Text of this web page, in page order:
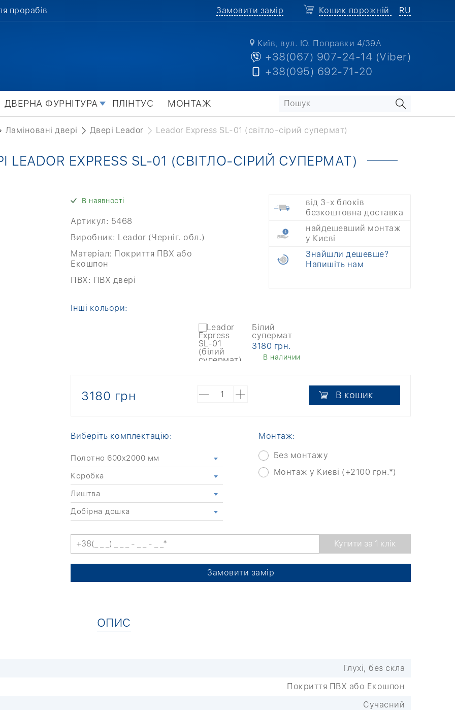
прорабів Замовити замір Кошик порожній RU
Київ, вул. Ю. Поправки 4/39А
+38(067) 907-24-14 (Viber)
+38(095) 692-71-20
ДВЕРНА ФУРНІТУРА ПЛІНТУС МОНТАЖ
Ламіновані двері Двері Leador Leador Express SL-01 (світло-сірий супермат)
LEADOR EXPRESS SL-01 (СВІТЛО-СІРИЙ СУПЕРМАТ)
В наявності
Артикул: 5468
Виробник: Leador (Черніг. обл.)
Матеріал: Покриття ПВХ або
Екошпон
ПВХ: ПВХ двері
від 3-х блоків
безкоштовна доставка
найдешевший монтаж
у Києві
Знайшли дешевше?
Напишіть нам
Інші кольори:
Білий
супермат
3180 грн.
В наличии
3180 грн В кошик
Виберіть комплектацію:
Полотно 600x2000 мм
Коробка
Лиштва
Добірна дошка
Монтаж:
Без монтажу
Монтаж у Києві (+2100 грн.*)
Замовити замір
ОПИС
Глухі, без скла
Покриття ПВХ або Екошпон
Сучасний